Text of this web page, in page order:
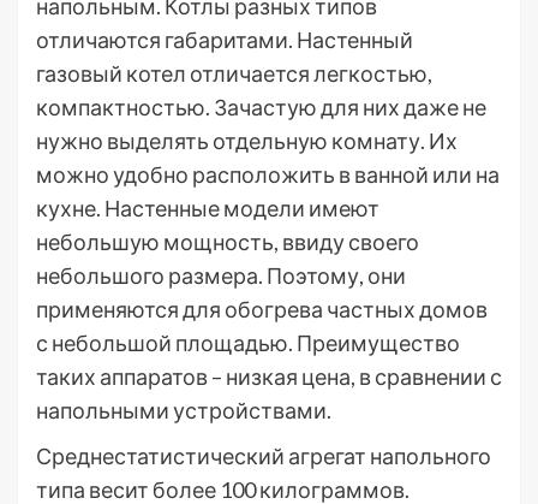
напольным. Котлы разных типов
отличаются габаритами. Настенный
газовый котел отличается легкостью,
компактностью. Зачастую для них даже не
нужно выделять отдельную комнату. Их
можно удобно расположить в ванной или на
кухне. Настенные модели имеют
небольшую мощность, ввиду своего
небольшого размера. Поэтому, они
применяются для обогрева частных домов
с небольшой площадью. Преимущество
таких аппаратов – низкая цена, в сравнении с
напольными устройствами.
Среднестатистический агрегат напольного
типа весит более 100 килограммов.